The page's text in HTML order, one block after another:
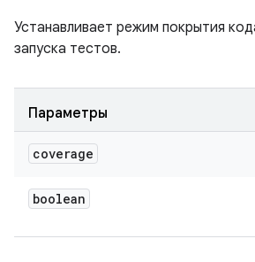
Устанавливает режим покрытия
запуска тестов.
Параметры
coverage
boolean